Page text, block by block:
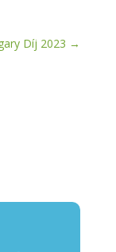
Díj 2023 →